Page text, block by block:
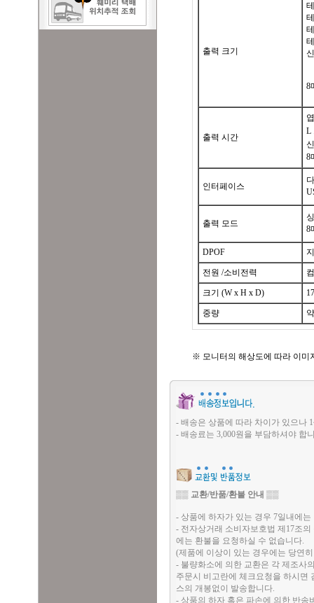
출력 크기
8
출력 시간
L
8
인터페이스
출력 모드
8
DPOF
전원 /소비전력
크기 (W x H x D)
중량
※ 모니터의 해상도에 따라 이미
- 배송은 상품에 따라 차이가 있으나
- 배송료는 3,000원을 부담하셔야 합
▒▒ 교환/반품/환불 안내 ▒▒
- 상품에 하자가 있는 경우 7일내에
- 전자상거래 소비자보호법 제17조
에는 환불을 요청하실 수 없습니다.
(제품에 이상이 있는 경우에는 당연
- 불량화소에 의한 교환은 각 제조사
주문시 비고란에 체크요청을 하시면
스의 개봉없이 발송합니다.
- 상품의 하자 혹은 파손에 의한 반송